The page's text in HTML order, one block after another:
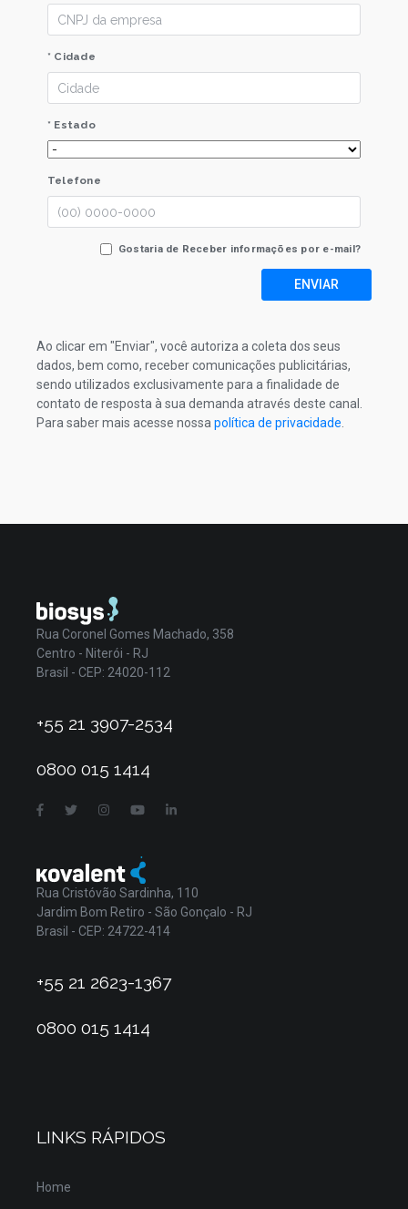
* Cidade
* Estado
Telefone
Gostaria de Receber informações por e-mail?
ENVIAR
Ao clicar em "Enviar", você autoriza a coleta dos seus
dados, bem como, receber comunicações publicitárias,
sendo utilizados exclusivamente para a finalidade de
contato de resposta à sua demanda através deste canal.
Para saber mais acesse nossa política de privacidade
Rua Coronel Gomes Machado, 358
Centro - Niterói - RJ
Brasil - CEP: 24020-112
+55 21 3907-2534
0800 015 1414
Rua Cristóvão Sardinha, 110
Jardim Bom Retiro - São Gonçalo - RJ
Brasil - CEP: 24722-414
+55 21 2623-1367
0800 015 1414
LINKS RÁPIDOS
Home